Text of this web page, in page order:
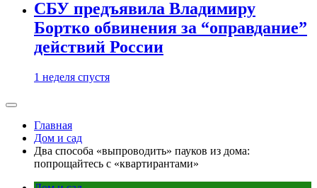
СБУ предъявила Владимиру
Бортко обвинения за “оправдание”
действий России
1 неделя спустя
Главная
Дом и сад
Два способа «выпроводить» пауков из дома:
попрощайтесь с «квартирантами»